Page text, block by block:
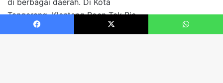
Facebook X WhatsApp